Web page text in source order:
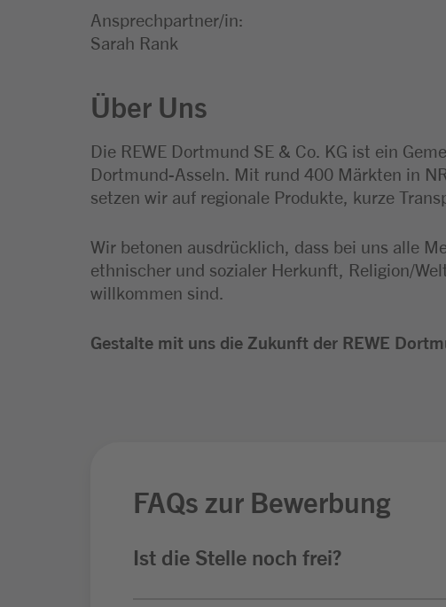
Ansprechpartner/in:
Sarah Rank
Über Uns
Die REWE Dortmund SE & Co. KG ist ein
Dortmund-Asseln. Mit rund 400 Märkten in
setzen wir auf regionale Produkte, kurze
Wir betonen ausdrücklich, dass bei uns alle
ethnischer und sozialer Herkunft, Religion/
willkommen sind.
Gestalte mit uns die Zukunft der REWE
FAQs zur Bewerbung
Ist die Stelle noch frei?